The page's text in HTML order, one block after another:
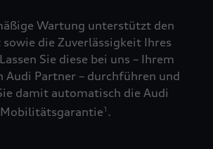
Wartung unterstützt den
die Zuverlässigkeit Ihres
Sie diese bei uns – Ihrem
Audi Partner – durchführen und
damit automatisch die Audi
Mobilitätsgarantie1 .